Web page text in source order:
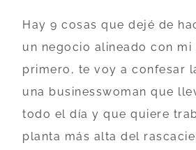
Hay 9 cosas que dejé de
un negocio alineado con mi
primero, te voy a confesar
una businesswoman que
todo el día y que quiere
planta más alta del